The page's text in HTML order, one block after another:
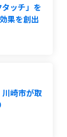
ッチ」を
果を創出
崎市が取